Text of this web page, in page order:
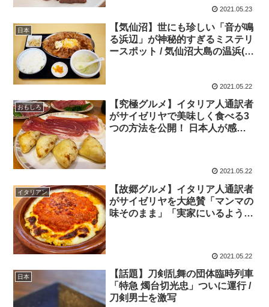
2021.05.23
日本
【気仙沼】世にも珍しい「音が鳴
る浜辺」が神秘的すぎるミステリ
ースポット / 気仙沼大島の温浜(ぬ
2021.05.22
おもしろ
【究極グルメ】イタリア人通訳者
がサイゼリヤで美味しく食べる3
つの方法を公開！ 日本人が感動
2021.05.22
イタリアン
【故郷グルメ】イタリア人通訳者
がサイゼリヤを大絶賛「マンマの
味そのまま」「実家にいるような
2021.05.22
日本
【話題】刀剣乱舞の団体臨時列車
「特急 燭台切光忠」ついに運行 /
刀剣男士を激写